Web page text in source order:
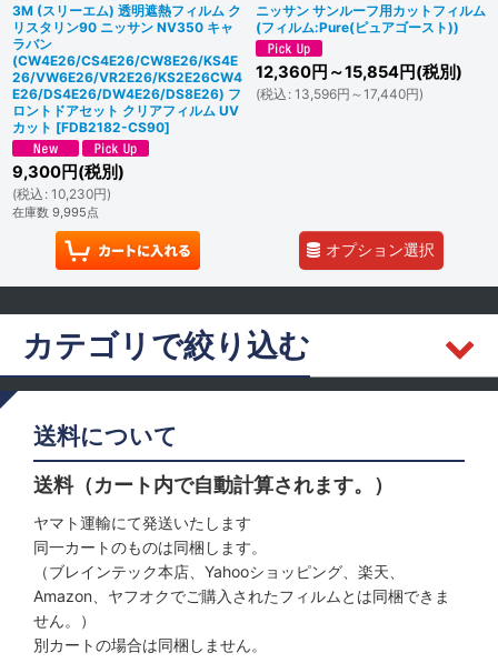
3M (スリーエム) 透明遮熱フィルム ク
リスタリン90 ニッサン NV350 キャ
ラバン
(CW4E26/CS4E26/CW8E26/KS4E
26/VW6E26/VR2E26/KS2E26CW4
E26/DS4E26/DW4E26/DS8E26) フ
ロントドアセット クリアフィルム UV
カット [FDB2182-CS90]
9,300円(税別)
(税込 : 10,230円)
在庫数 9,995点
ニッサン サンルーフ用カットフィルム
(フィルム:Pure(ピュアゴースト))
12,360円 ～15,854円(税別)
(税込 : 13,596円 ～17,440円)
オプション選択
カテゴリで絞り込む
フロントドア
サンルーフ
フロントガラス
送料について
送料（カート内で自動計算されます。）
ヤマト運輸にて発送いたします
同一カートのものは同梱します。
（ブレインテック本店、Yahooショッピング、楽天、
Amazon、ヤフオクでご購入されたフィルムとは同梱できま
せん。）
別カートの場合は同梱しません。